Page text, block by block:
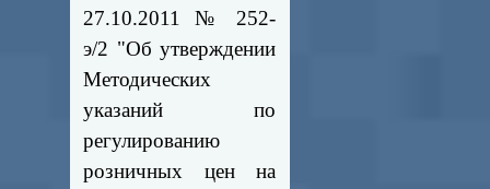
27.10.2011 № 252-
э/2 "Об утверждении
Методических
указаний по
регулированию
розничных цен на